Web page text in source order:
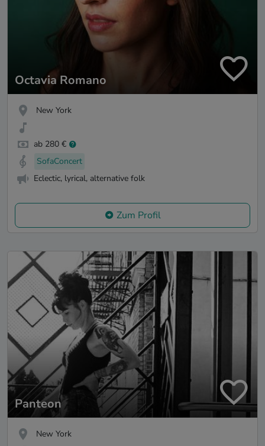
Octavia Romano
New York
ab 280 €
SofaConcert
Eclectic, lyrical, alternative folk
Zum Profil
Panteon
New York